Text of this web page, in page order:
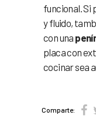
funcional. Si
y fluido,
con una
placa con
cocinar sea
Comparte: